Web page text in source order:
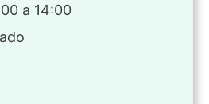
a 14:00